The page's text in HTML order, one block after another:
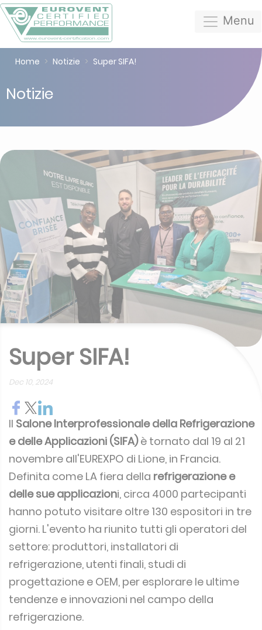
Menu
Home Notizie Super SIFA!
Notizie
Super SIFA!
Dec 10, 2024
Il Salone Interprofessionale della Refrigerazione
e delle Applicazioni (SIFA)è tornato dal 19 al 21
novembre all'EUREXPO di Lione, in Francia.
Definita come LA fiera della refrigerazione e
delle sue applicazioni, circa 4000 partecipanti
hanno potuto visitare oltre 130 espositori in tre
giorni. L'evento ha riunito tutti gli operatori del
settore: produttori, installatori di
refrigerazione, utenti finali, studi di
progettazione e OEM, per esplorare le ultime
tendenze e innovazioni nel campo della
refrigerazione.